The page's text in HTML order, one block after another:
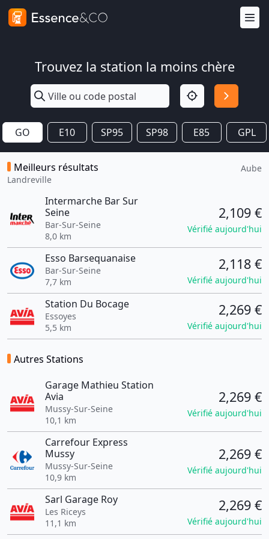
Trouvez la station la moins chère
GO E10 SP95 SP98 E85 GPL
Meilleurs résultats
Landreville
Aube
Intermarche Bar Sur
Seine
Bar-Sur-Seine
8,0 km
2,109 €
Vérifié aujourd'hui
Esso Barsequanaise
Bar-Sur-Seine
7,7 km
2,118 €
Vérifié aujourd'hui
Station Du Bocage
Essoyes
5,5 km
2,269 €
Vérifié aujourd'hui
Autres Stations
Garage Mathieu Station
Avia
Mussy-Sur-Seine
10,1 km
2,269 €
Vérifié aujourd'hui
Carrefour Express
Mussy
Mussy-Sur-Seine
10,9 km
2,269 €
Vérifié aujourd'hui
Sarl Garage Roy
Les Riceys
11,1 km
2,269 €
Vérifié aujourd'hui